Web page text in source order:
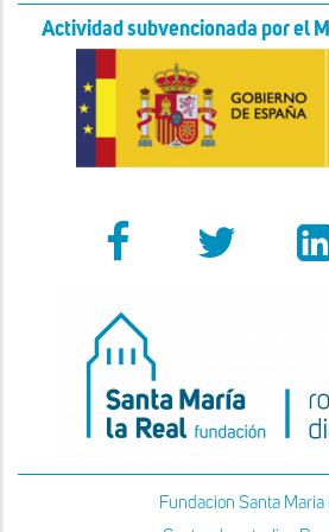
Actividad subvencionada por el
Fundacion Santa Maria